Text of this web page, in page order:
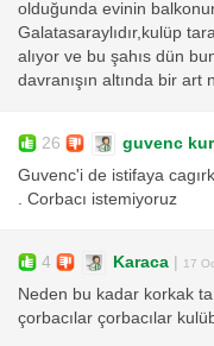
olduğunda evinin
Galatasaraylıdır,kulüp
alıyor ve bu şahıs dün
davranışın altında bir art
26 guvenc
Guvenc'i de istifaya
. Corbacı istemiyoruz
4 Karaca | 17
Neden bu kadar korkak
çorbacılar çorbacılar